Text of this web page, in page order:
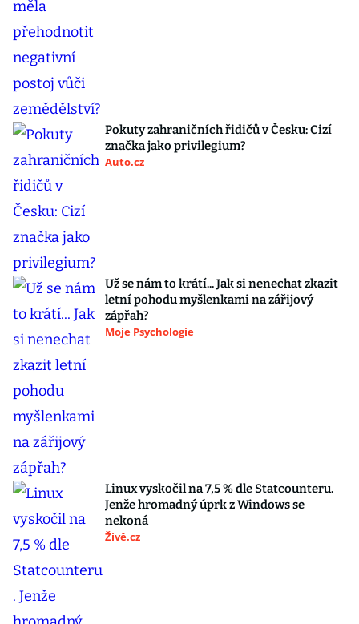
Pokuty zahraničních řidičů v Česku: Cizí
značka jako privilegium?
Auto.cz
Už se nám to krátí... Jak si nenechat zkazit
letní pohodu myšlenkami na zářijový
zápřah?
Moje Psychologie
Linux vyskočil na 7,5 % dle Statcounteru.
Jenže hromadný úprk z Windows se
nekoná
Živě.cz